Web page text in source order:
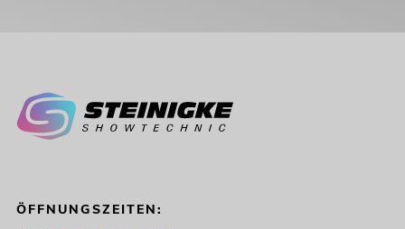
ÖFFNUNGSZEITEN: